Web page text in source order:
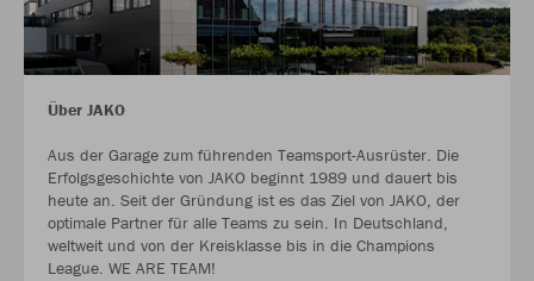
Über JAKO
Aus der Garage zum führenden Teamsport-Ausrüster. Die
Erfolgsgeschichte von JAKO beginnt 1989 und dauert bis
heute an. Seit der Gründung ist es das Ziel von JAKO, der
optimale Partner für alle Teams zu sein. In Deutschland,
weltweit und von der Kreisklasse bis in die Champions
League. WE ARE TEAM!